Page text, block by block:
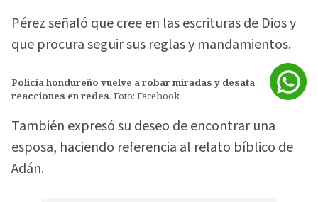
Pérez señaló que cree en las escrituras de Dios y
que procura seguir sus reglas y mandamientos.
Policía hondureño vuelve a robar miradas y desata
reacciones en redes. Foto: Facebook
También expresó su deseo de encontrar una
esposa, haciendo referencia al relato bíblico de
Adán.